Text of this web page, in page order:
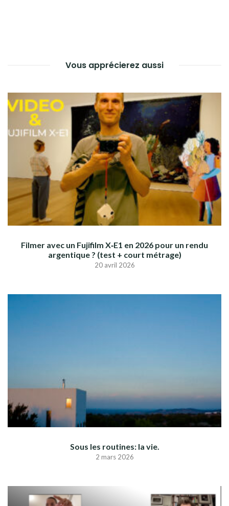
Vous apprécierez aussi
Filmer avec un Fujifilm X‑E1 en 2026 pour un rendu
argentique ? (test + court métrage)
20 avril 2026
Sous les routines: la vie.
2 mars 2026